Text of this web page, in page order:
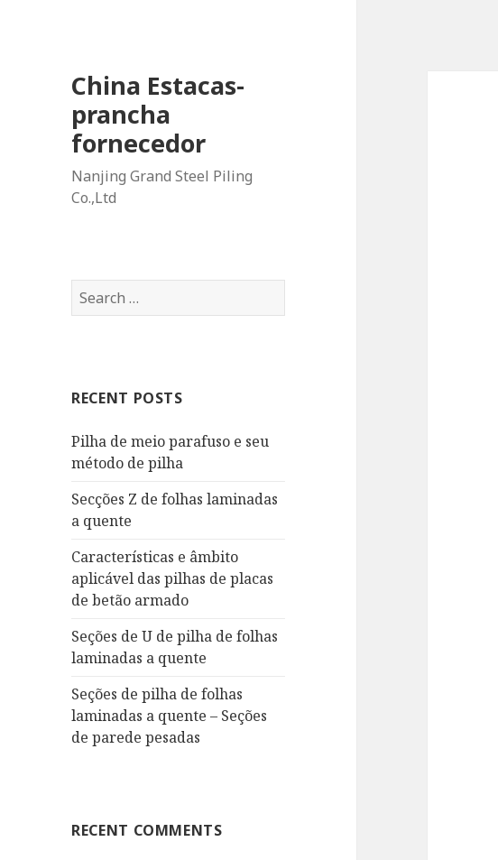
China Estacas-
prancha
fornecedor
Nanjing Grand Steel Piling
Co.,Ltd
S
e
h
o
r
RECENT POSTS
Pilha de meio parafuso e seu
método de pilha
Secções Z de folhas laminadas
a quente
Características e âmbito
aplicável das pilhas de placas
de betão armado
Seções de U de pilha de folhas
laminadas a quente
Seções de pilha de folhas
laminadas a quente – Seções
de parede pesadas
RECENT COMMENTS